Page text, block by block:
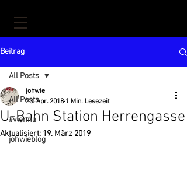
Beitrag
All Posts
#vienna
johwieblog
All Posts
U-Bahn Station Herrengasse
johwie
23. Apr. 2018 1 Min. Lesezeit
Aktualisiert: 19. März 2019